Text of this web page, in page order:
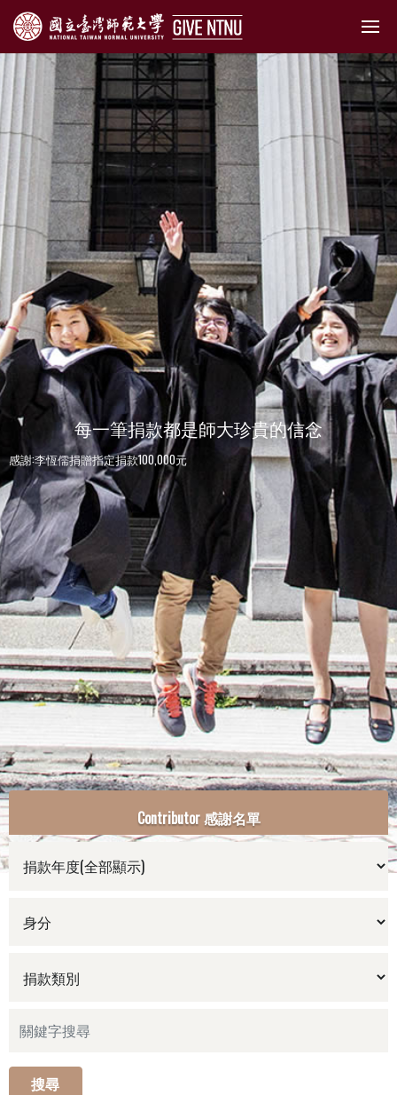
每一筆捐款都是師大珍貴的信念
感謝:李恆儒捐贈指定捐款100,000元
感謝:師大人捐贈指定捐款100元
Contributor 感謝名單
搜尋